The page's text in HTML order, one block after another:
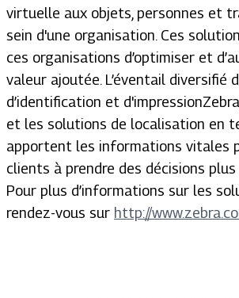
virtuelle aux objets, personnes et
sein d'une organisation. Ces
ces organisations d’optimiser et
valeur ajoutée. L’éventail diversifié
d’identification et
et les solutions de localisation en
apportent les informations vitales
clients à prendre des décisions
Pour plus d’informations sur les
rendez-vous sur http://